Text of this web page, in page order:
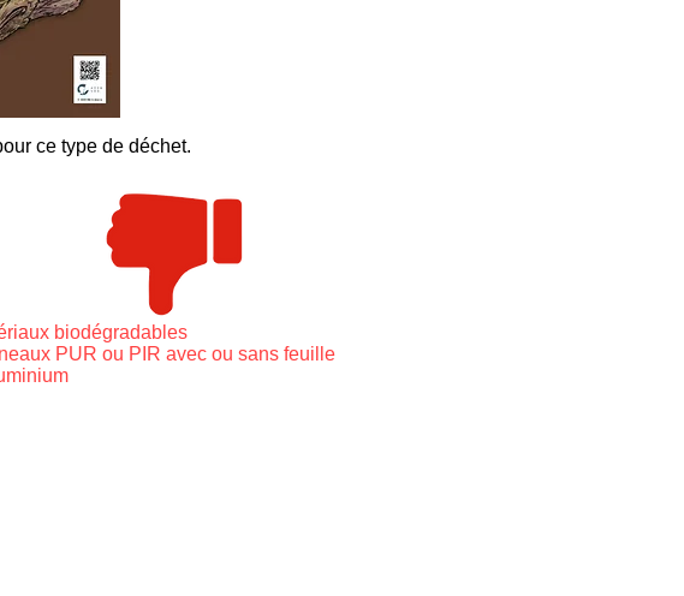
ce type de déchet.
biodégradables
PUR ou PIR avec ou sans feuille